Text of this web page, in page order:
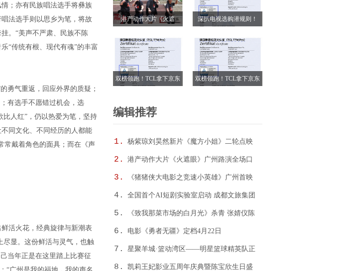
；亦有民族唱法选手将彝族
法选手则以思乡为笔，将故
。“美声不严肃、民族不陈
“传统有根、现代有魂”的丰富
气重返，回应外界的质疑；
有选手不愿错过机会，选
比人红”，仍以热爱为笔，坚持
同文化、不同经历的人都能
常戴着角色的面具；而在《声
活火花，经典旋律与新潮表
尽显。这份鲜活与灵气，也触
当年正是在这里踏上比赛征
港产动作大片《火遮
爆棚
深扒电视选购潜规则！
不被坑
双榜领跑！TCL拿下京东
T7M Pro登顶抖音单品榜
双榜领跑！TCL拿下京东
编辑推荐
1.
杨紫琼刘昊然新片《魔方小姐》二轮点映
高燃开启 打破年龄偏见重塑无限可能
2.
港产动作大片《火遮眼》广州路演全场口
碑爆棚
3.
《猪猪侠大电影之竞速小英雄》广州首映
获赞“又燃又暖” 引爆五一期待
4.
全国首个AI短剧实验室启动 成都文旅集团
全面抢滩数字文创新高地
5.
《致我那菜市场的白月光》杀青 张婧仪陈
靖可心向野互成光
6. 电影《勇者无疆》定档4月22日
7.
星聚羊城·篮动湾区——明星篮球精英队正
式成立
8.
凯莉王妃影业五周年庆典暨陈宝欣生日盛